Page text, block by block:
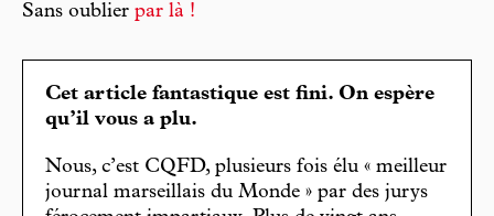
Sans oublier par là !
Cet article fantastique est fini. On espère
qu’il vous a plu.
Nous, c’est CQFD, plusieurs fois élu « meilleur
journal marseillais du Monde » par des jurys